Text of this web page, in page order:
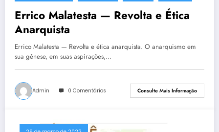
Errico Malatesta — Revolta e Ética
Anarquista
Errico Malatesta — Revolta e ética anarquista. O anarquismo em
sua gênese, em suas aspirações,…
Admin 0 Comentários Consulte Mais Informação